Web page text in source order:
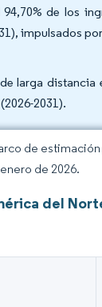
de los
impulsados
larga distancia
2031).
de
de 2026.
del